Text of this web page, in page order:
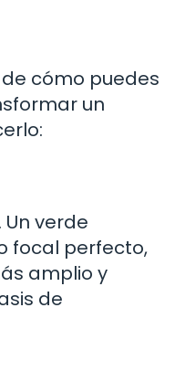
cómo puedes
un
verde
focal perfecto,
amplio y
de